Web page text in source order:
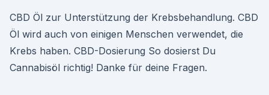
CBD Öl zur Unterstützung der Krebsbehandlung. CBD
Öl wird auch von einigen Menschen verwendet, die
Krebs haben. CBD-Dosierung So dosierst Du
Cannabisöl richtig! Danke für deine Fragen.